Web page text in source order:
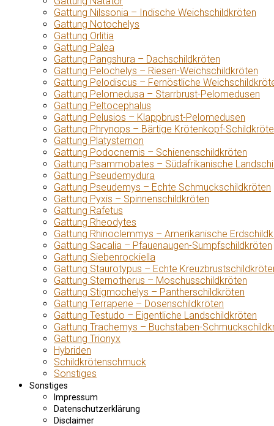
Gattung Nilssonia – Indische Weichschildkröten
Gattung Notochelys
Gattung Orlitia
Gattung Palea
Gattung Pangshura – Dachschildkröten
Gattung Pelochelys – Riesen-Weichschildkröten
Gattung Pelodiscus – Fernöstliche
Gattung Pelomedusa – Starrbrust-Pelomedusen
Gattung Peltocephalus
Gattung Pelusios – Klappbrust-Pelomedusen
Gattung Phrynops – Bärtige Krötenkopf-
Gattung Platysternon
Gattung Podocnemis – Schienenschildkröten
Gattung Psammobates – Südafrikanische
Gattung Pseudemydura
Gattung Pseudemys – Echte Schmuckschildkröten
Gattung Pyxis – Spinnenschildkröten
Gattung Rafetus
Gattung Rheodytes
Gattung Rhinoclemmys – Amerikanische
Gattung Sacalia – Pfauenaugen-Sumpfschildkröten
Gattung Siebenrockiella
Gattung Staurotypus – Echte
Gattung Sternotherus – Moschusschildkröten
Gattung Stigmochelys – Pantherschildkröten
Gattung Terrapene – Dosenschildkröten
Gattung Testudo – Eigentliche Landschildkröten
Gattung Trachemys – Buchstaben-
Gattung Trionyx
Hybriden
Schildkrötenschmuck
Sonstiges
Sonstiges
Impressum
Datenschutzerklärung
Disclaimer